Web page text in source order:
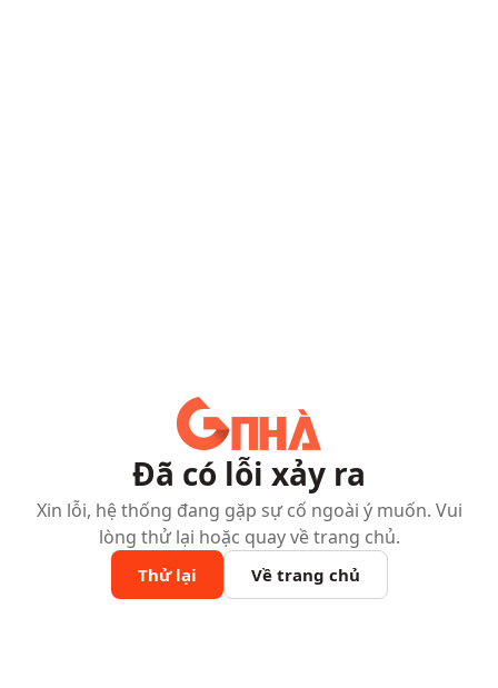
Đã có lỗi xảy ra
Xin lỗi, hệ thống đang gặp sự cố ngoài ý muốn. Vui
lòng thử lại hoặc quay về trang chủ.
Thử lại Về trang chủ